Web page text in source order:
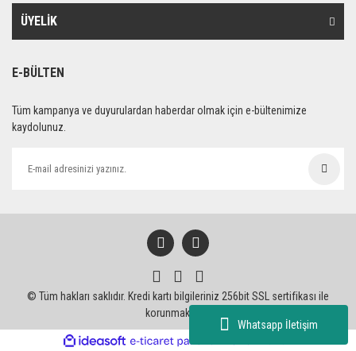
Whatsapp İletişim
ÜYELİK
E-BÜLTEN
Tüm kampanya ve duyurulardan haberdar olmak için e-bültenimize
kaydolunuz.
© Tüm hakları saklıdır. Kredi kartı bilgileriniz 256bit SSL sertifikası ile
korunmaktadır.
ideasoft